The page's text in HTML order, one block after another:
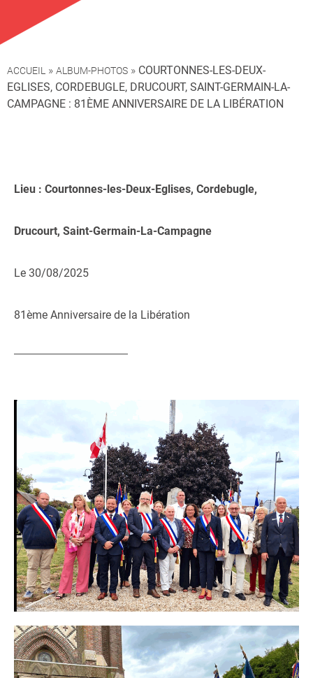
ACCUEIL » ALBUM-PHOTOS » COURTONNES-LES-DEUX-
EGLISES, CORDEBUGLE, DRUCOURT, SAINT-GERMAIN-LA-
CAMPAGNE : 81ÈME ANNIVERSAIRE DE LA LIBÉRATION
Lieu : Courtonnes-les-Deux-Eglises, Cordebugle,
Drucourt, Saint-Germain-La-Campagne
Le 30/08/2025
81ème Anniversaire de la Libération